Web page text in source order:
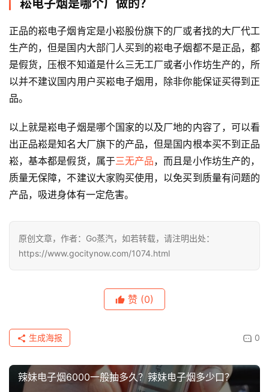
一
次
性
电
子
烟
电
子
烟
评
测
配
烟
弹
系
列
崧电子烟是哪个厂做的？
正品的崧电子烟肯定是小崧股份旗下的厂或者找的大厂代工
生产的，但是国内大部门人买到的崧电子烟都不是正品，都
是假货，压根不知道是什么三无工厂或者小作坊生产的，所
以并不建议国内用户买崧电子烟用，除非你能保证买得到正
品。
以上就是崧电子烟是哪个国家的以及厂地的内容了，可以看
出正品崧是知名大厂旗下的产品，但是国内根本买不到正品
崧，基本都是假货，属于三无产品，而且是小作坊生产的，
质量无保障，不建议大家购买使用，以免买到质量有问题的
产品，吸进身体有一定危害。
原创文章，作者：Go蒸汽，如若转载，请注明出处：
https://www.gocitynow.com/1074.html
赞 (0)
0
生成海报
辣妹电子烟6000一般抽多久？辣妹电子烟多少口？